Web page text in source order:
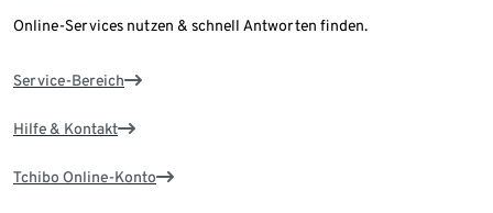
Online-Services nutzen & schnell Antworten finden.
Service-Bereich
Hilfe & Kontakt
Tchibo Online-Konto